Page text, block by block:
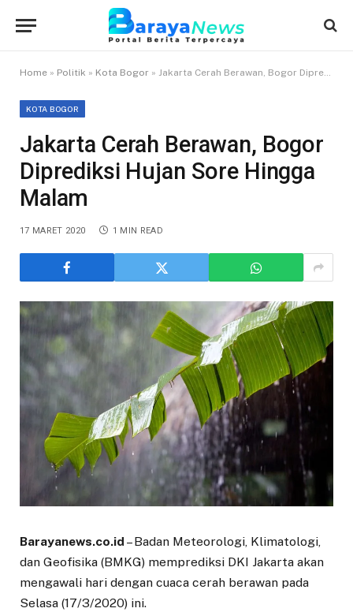
Home » Politik » Kota Bogor » Jakarta Cerah Berawan, Bogor Diprediksi Hujan Sore Hingga Malam
KOTA BOGOR
Jakarta Cerah Berawan, Bogor
Diprediksi Hujan Sore Hingga
Malam
17 MARET 2020 1 MIN READ
Barayanews.co.id – Badan Meteorologi, Klimatologi,
dan Geofisika (BMKG) memprediksi DKI Jakarta akan
mengawali hari dengan cuaca cerah berawan pada
Selasa (17/3/2020) ini.